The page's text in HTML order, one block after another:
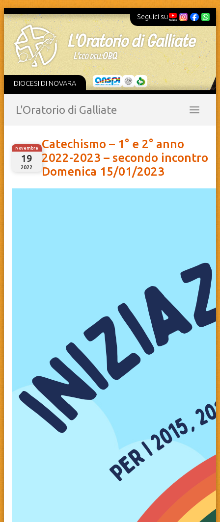
Seguici su
DIOCESI DI NOVARA
L'Oratorio di Galliate
Novembre
19
2022
Catechismo – 1° e 2° anno
2022-2023 – secondo incontro
Domenica 15/01/2023